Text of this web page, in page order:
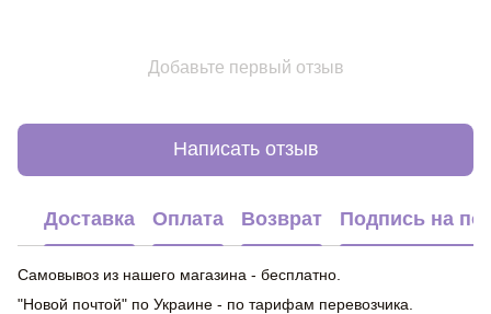
Добавьте первый отзыв
Написать отзыв
Доставка Оплата Возврат Подпись на
Самовывоз из нашего магазина - бесплатно.
"Новой почтой" по Украине - по тарифам перевозчика.